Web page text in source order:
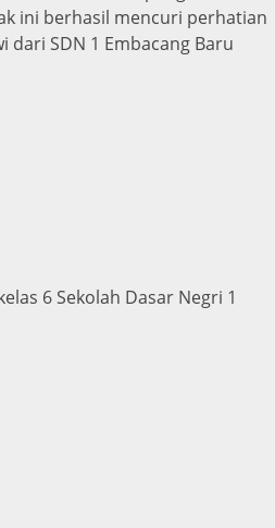
ini berhasil mencuri perhatian
SDN 1 Embacang Baru
6 Sekolah Dasar Negri 1